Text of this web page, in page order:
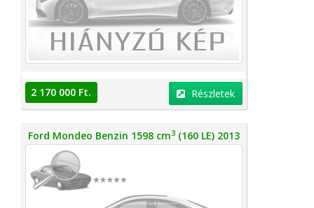
2 170 000 Ft. Részletek
Ford Mondeo Benzin 1598 cm3 (160 LE) 2013